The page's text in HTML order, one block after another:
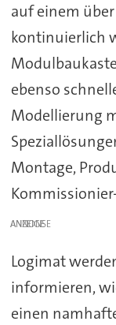
auf einem
kontinuierlich
ebenso
Modellierung
Montage,
ANZEIGE
Logimat
informieren,
einen